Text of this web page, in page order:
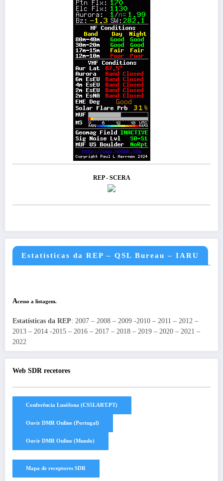
REP - SCERA
Estatísticas da REP – QSL Bureau – IARU
Acesso a listagem.
Estatísticas da REP: 2007 – 2008 – 2009 -2010 – 2011 – 2012 –
2013 – 2014 -2015 – 2016 – 2017 – 2018 – 2019 – 2020 – 2021 –
2022
Web SDR recetores